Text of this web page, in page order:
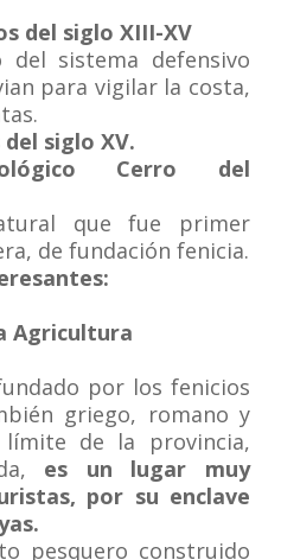
del siglo XIII-XV
sistema defensivo
para vigilar la costa,
siglo XV.
Cerro del
que fue primer
de fundación fenicia.
Agricultura
por los fenicios
griego, romano y
de la provincia,
es un lugar muy
por su enclave
pesquero construido